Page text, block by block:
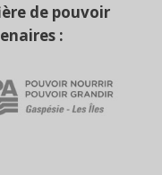
de pouvoir
: